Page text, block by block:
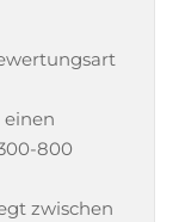
800
zwischen